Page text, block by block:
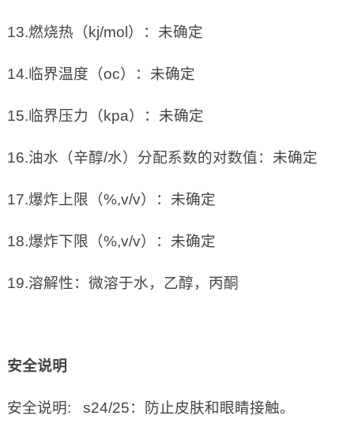
13.燃烧热（kj/mol）：未确定
14.临界温度（oc）：未确定
15.临界压力（kpa）：未确定
16.油水（辛醇/水）分配系数的对数值：未确定
17.爆炸上限（%,v/v）：未确定
18.爆炸下限（%,v/v）：未确定
19.溶解性：微溶于水，乙醇，丙酮
安全说明
安全说明: s24/25：防止皮肤和眼睛接触。